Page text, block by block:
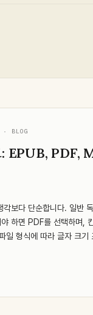
· BLOG
EPUB, PDF,
보다 단순합니다. 일반
하면 PDF를 선택하며,
일 형식에 따라 글자 크